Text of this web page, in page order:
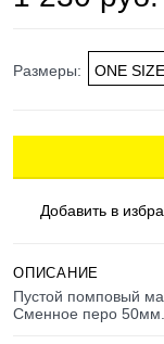
Размеры: ONE SIZE
Добавить в
ОПИСАНИЕ
Пустой помповый
Сменное перо 50мм.